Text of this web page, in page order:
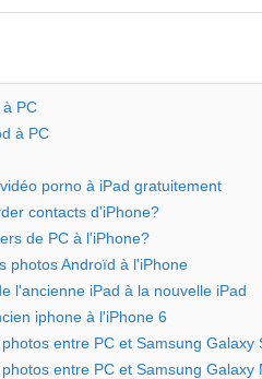
PC
à PC
porno à iPad gratuitement
contacts d'iPhone?
de PC à l'iPhone?
photos Androïd à l'iPhone
l'ancienne iPad à la nouvelle iPad
iphone à l'iPhone 6
entre PC et Samsung Galaxy
entre PC et Samsung Galaxy